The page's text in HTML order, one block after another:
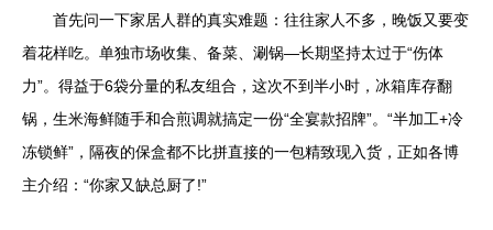
首先问一下家居人群的真实难题：往往家人不多，晚饭又要变
着花样吃。单独市场收集、备菜、涮锅—长期坚持太过于“伤体
力”。得益于6袋分量的私友组合，这次不到半小时，冰箱库存翻
锅，生米海鲜随手和合煎调就搞定一份“全宴款招牌”。“半加工+冷
冻锁鲜”，隔夜的保盒都不比拼直接的一包精致现入货，正如各博
主介绍：“你家又缺总厨了!”